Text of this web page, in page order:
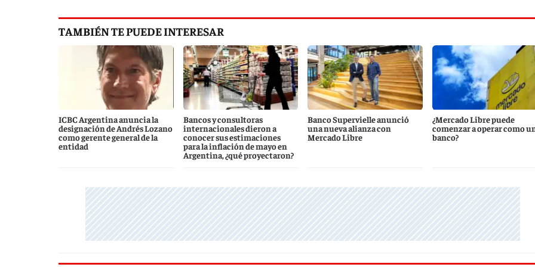
TAMBIÉN TE PUEDE INTERESAR
ICBC Argentina anuncia la
designación de Andrés Lozano
como gerente general de la
entidad
Bancos y consultoras
internacionales dieron a
conocer sus estimaciones
para la inflación de mayo en
Argentina, ¿qué proyectaron?
Banco Supervielle anunció
una nueva alianza con
Mercado Libre
¿Mercado Libre puede
comenzar a operar como
banco?